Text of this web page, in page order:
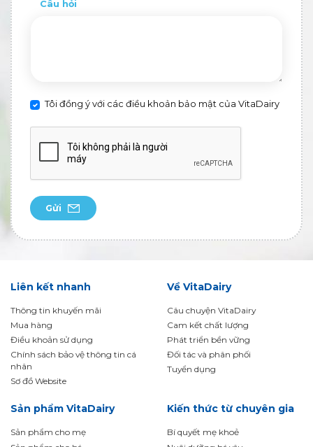
Câu hỏi
Tôi đồng ý với các điều khoản bảo mật của VitaDairy
Gửi
Liên kết nhanh
Thông tin khuyến mãi
Mua hàng
Điều khoản sử dụng
Chính sách bảo vệ thông tin cá
nhân
Sơ đồ Website
Về VitaDairy
Câu chuyện VitaDairy
Cam kết chất lượng
Phát triển bền vững
Đối tác và phân phối
Tuyển dụng
Sản phẩm VitaDairy
Sản phẩm cho mẹ
Kiến thức từ chuyên gia
Bí quyết mẹ khoẻ